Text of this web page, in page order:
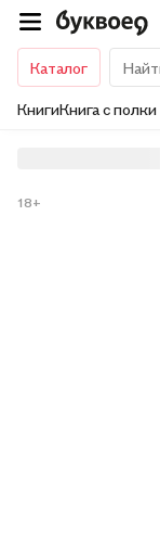
Каталог
КнигиКнига с полки
18+